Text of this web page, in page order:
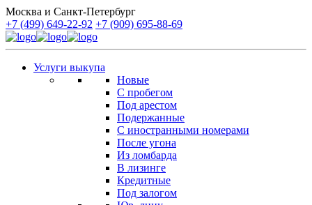
Москва и Санкт-Петербург
+7 (499) 649-22-92 +7 (909) 695-88-69
Услуги выкупа
Новые
С пробегом
Под арестом
Подержанные
С иностранными номерами
После угона
Из ломбарда
В лизинге
Кредитные
Под залогом